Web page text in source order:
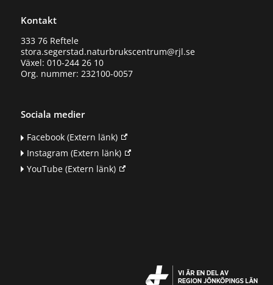
Kontakt
333 76 Reftele
stora.segerstad.naturbrukscentrum@rjl.se
Växel: 010-244 26 10
Org. nummer: 232100-0057
Sociala medier
Facebook(Extern länk)
Instagram (Extern länk)
YouTube(Extern länk)